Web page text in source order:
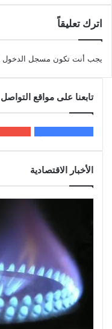
اترك تعليقاً
يجب أنت تكون مسجل الدخول
تابعنا على مواقع التواصل
الأخبار الاقتصادية